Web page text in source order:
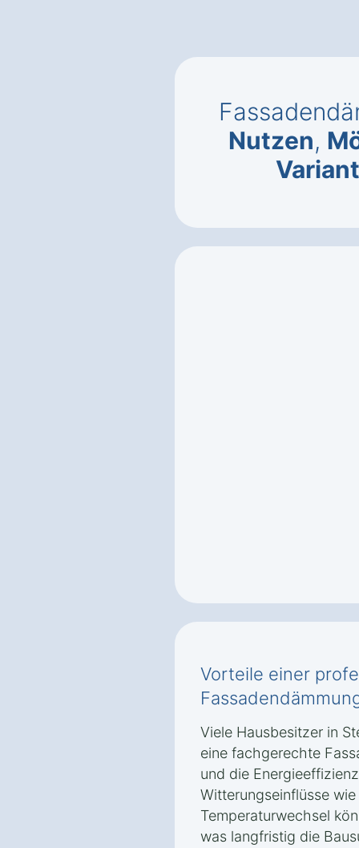
Nutzen,
Vorteile einer
Viele Hausbesitzer in
eine fachgerechte
und die
Witterungseinflüsse
Temperaturwechsel
was langfristig die